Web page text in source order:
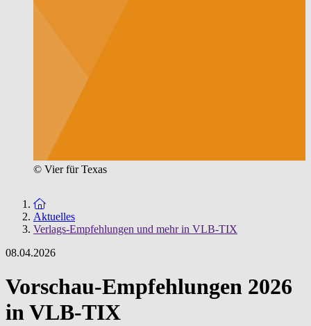
© Vier für Texas
Zur Startseite
Aktuelles
Verlags-Empfehlungen und mehr in VLB-TIX
08.04.2026
Vorschau-Empfehlungen 2026
in VLB-TIX